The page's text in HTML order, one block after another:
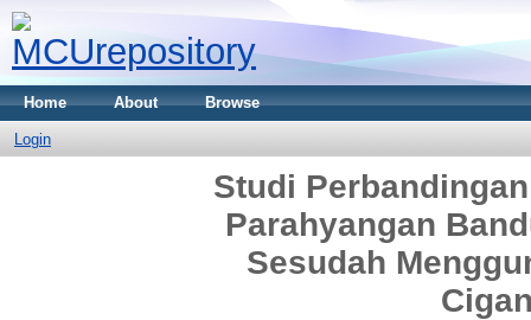
Home About Browse
Login
Studi
Parahyangan
Sesudah